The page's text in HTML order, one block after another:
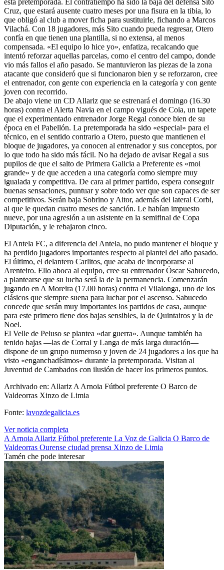
Cruz, que estará ausente cuatro meses por una fisura en la tibia, lo
que obligó al club a mover ficha para sustituirle, fichando a Marcos
Vilachá. Con 18 jugadores, más Sito cuando pueda regresar, Otero
confía en que tienen una plantilla, si no extensa, al menos
compensada. «El equipo lo hice yo», enfatiza, recalcando que
intentó reforzar aquellas parcelas, como el centro del campo, donde
vio más fallos el año pasado. Se mantuvieron las piezas de la zona
atacante que consideró que si funcionaron bien y se reforzaron, cree
el entrenador, con gente con experiencia en la categoría y con gente
joven con recorrido.
De abajo viene un CD Allariz que se estrenará el domingo (16.30
horas) contra el Alerta Navia en el campo vigués de Coia, un tapete
que el experimentado entrenador Jorge Regal conoce bien de su
época en el Pabellón. La pretemporada ha sido «especial» para el
técnico, en el sentido contrario a Otero, puesto que mantienen el
bloque de jugadores, ya conocen al entrenador y sus conceptos, por
lo que todo ha sido más fácil. No ha dejado de avisar Regal a sus
pupilos de que el salto de Primera Galicia a Preferente es «moi
grande» y de que acceden a una categoría como siempre muy
igualada y competitiva. De cara al primer partido, espera conseguir
buenas sensaciones, puntuar y sobre todo ver que son capaces de ser
competitivos. Serán baja Sobrino y Aitor, además del lateral Corbi,
al que le quedan cuatro meses de sanción. Le habían impuesto
nueve, por una agresión a un asistente en la semifinal de Copa
Diputación, y le rebajaron cinco.
El Antela FC, a diferencia del Antela, no pudo mantener el bloque y
ha perdido jugadores importantes respecto al plantel del año pasado.
El último, el delantero Carlitos, que acaba de incorporarse al
Arenteiro. Ello aboca al equipo, cree su entrenador Óscar Sabucedo,
a plantearse que su lucha será la de la permanencia. Comenzarán
jugando en A Moreira (17.00 horas) contra el Vilalonga, uno de los
clásicos que siempre suena para luchar por el ascenso. Sabucedo
concede que serán muy importantes los partidos de casa, aunque
para este primero tiene dos bajas sensibles, la de Quintairos y la de
Noel.
El Velle de Peluso se plantea «dar guerra». Aunque también ha
tenido bajas —las de Corral y Langa de más larga duración—
dispone de un grupo numeroso y joven de 24 jugadores a los que ha
visto «enganchadísimos» durante la pretemporada. Visitan al
Juventud de Cambados con ilusión de hacer los primeros puntos.
Archivado en: Allariz A Arnoia Fútbol preferente O Barco de
Valdeorras Xinzo de Limia
Fonte: lavozdegalicia.es
Ver noticia completa
A Arnoia Allariz Fútbol preferente La Voz de Galicia O Barco de
Valdeorras Ourense ciudad prensa Xinzo de Limia
Tamén che pode interesar